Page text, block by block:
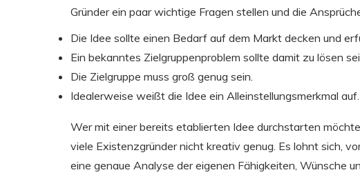
Gründer ein paar wichtige Fragen stellen und die
Die Idee sollte einen Bedarf auf dem Markt decken und
Ein bekanntes Zielgruppenproblem sollte damit zu lösen
Die Zielgruppe muss groß genug sein.
Idealerweise weißt die Idee ein Alleinstellungsmerkmal auf.
Wer mit einer bereits etablierten Idee durchstarten
viele Existenzgründer nicht kreativ genug. Es lohnt sich,
eine genaue Analyse der eigenen Fähigkeiten, Wünsche